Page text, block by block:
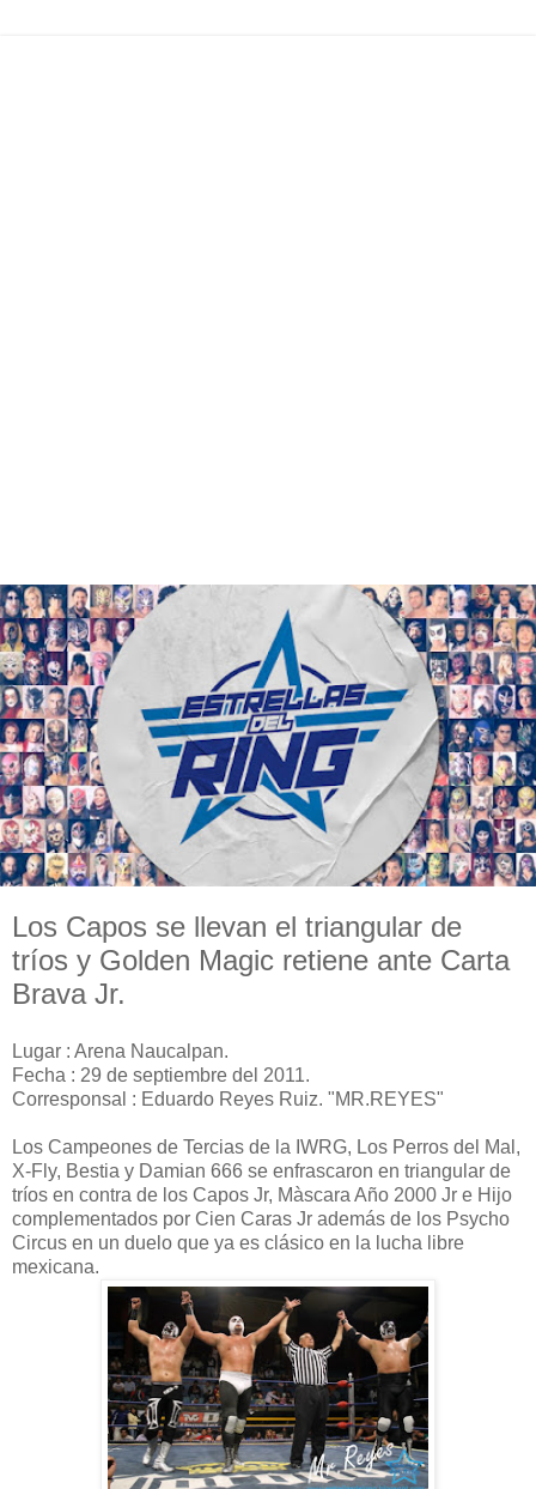
Los Capos se llevan el triangular de
tríos y Golden Magic retiene ante Carta
Brava Jr.
Lugar : Arena Naucalpan.
Fecha : 29 de septiembre del 2011.
Corresponsal : Eduardo Reyes Ruiz. "MR.REYES"
Los Campeones de Tercias de la IWRG, Los Perros del Mal,
X-Fly, Bestia y Damian 666 se enfrascaron en triangular de
tríos en contra de los Capos Jr, Màscara Año 2000 Jr e Hijo
complementados por Cien Caras Jr además de los Psycho
Circus en un duelo que ya es clásico en la lucha libre
mexicana.